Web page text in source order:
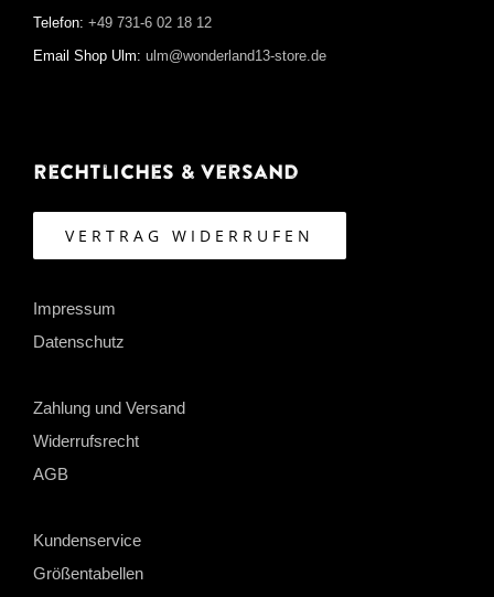
Telefon: +49 731-6 02 18 12
Email Shop Ulm: ulm@wonderland13-store.de
Rechtliches & Versand
VERTRAG WIDERRUFEN
Impressum
Datenschutz
Zahlung und Versand
Widerrufsrecht
AGB
Kundenservice
Größentabellen